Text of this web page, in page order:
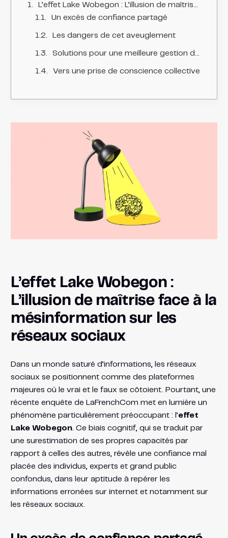
L’effet Lake Wobegon : L’illusion de maîtrise face à la mésinformation sur les réseaux sociaux
Un excès de confiance partagé
Les dangers de cet aveuglement
Solutions pour une meilleure gestion de la mésinformation
Vers une prise de conscience collective
L’effet Lake Wobegon :
L’illusion de maîtrise face à la
mésinformation sur les
réseaux sociaux
Dans un monde saturé d’informations, les réseaux
sociaux se positionnent comme des plateformes
majeures où le vrai et le faux se côtoient. Pourtant, une
récente enquête de LaFrenchCom met en lumière un
phénomène particulièrement préoccupant : l’effet
Lake Wobegon. Ce biais cognitif, qui se traduit par
une surestimation de ses propres capacités par
rapport à celles des autres, révèle une confiance mal
placée des individus, experts et grand public
confondus, dans leur aptitude à repérer les
informations erronées sur internet et notamment sur
les réseaux sociaux.